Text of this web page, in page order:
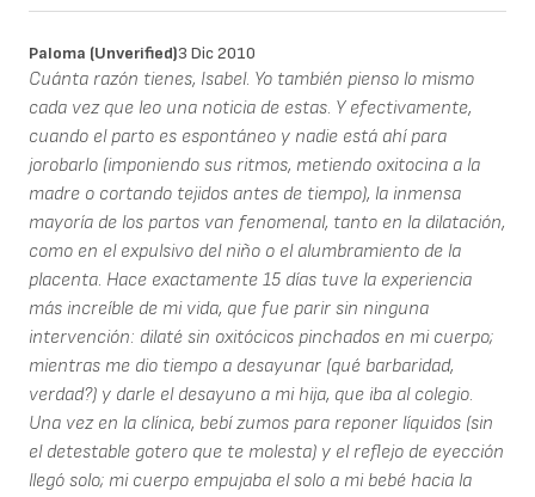
Paloma (unverified)3 Dic 2010
Cuánta razón tienes, Isabel. Yo también pienso lo mismo
cada vez que leo una noticia de estas. Y efectivamente,
cuando el parto es espontáneo y nadie está ahí para
jorobarlo (imponiendo sus ritmos, metiendo oxitocina a la
madre o cortando tejidos antes de tiempo), la inmensa
mayoría de los partos van fenomenal, tanto en la dilatación,
como en el expulsivo del niño o el alumbramiento de la
placenta. Hace exactamente 15 días tuve la experiencia
más increíble de mi vida, que fue parir sin ninguna
intervención: dilaté sin oxitócicos pinchados en mi cuerpo;
mientras me dio tiempo a desayunar (qué barbaridad,
verdad?) y darle el desayuno a mi hija, que iba al colegio.
Una vez en la clínica, bebí zumos para reponer líquidos (sin
el detestable gotero que te molesta) y el reflejo de eyección
llegó solo; mi cuerpo empujaba el solo a mi bebé hacia la